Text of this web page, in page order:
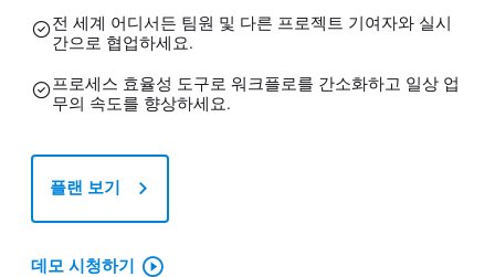
전 세계 어디서든 팀원 및 다른 프로젝트 기여자와 실시
간으로 협업하세요.
프로세스 효율성 도구로 워크플로를 간소화하고 일상 업
무의 속도를 향상하세요.
플랜 보기
데모 시청하기